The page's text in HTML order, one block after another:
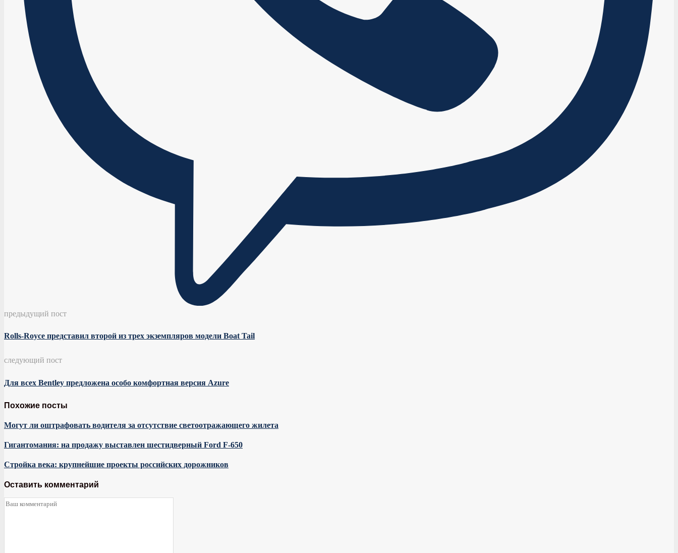
предыдущий пост
Rolls-Royce представил второй из трех экземпляров модели Boat Tail
следующий пост
Для всех Bentley предложена особо комфортная версия Azure
Похожие посты
Могут ли оштрафовать водителя за отсутствие светоотражающего жилета
Гигантомания: на продажу выставлен шестидверный Ford F-650
Стройка века: крупнейшие проекты российских дорожников
Оставить комментарий